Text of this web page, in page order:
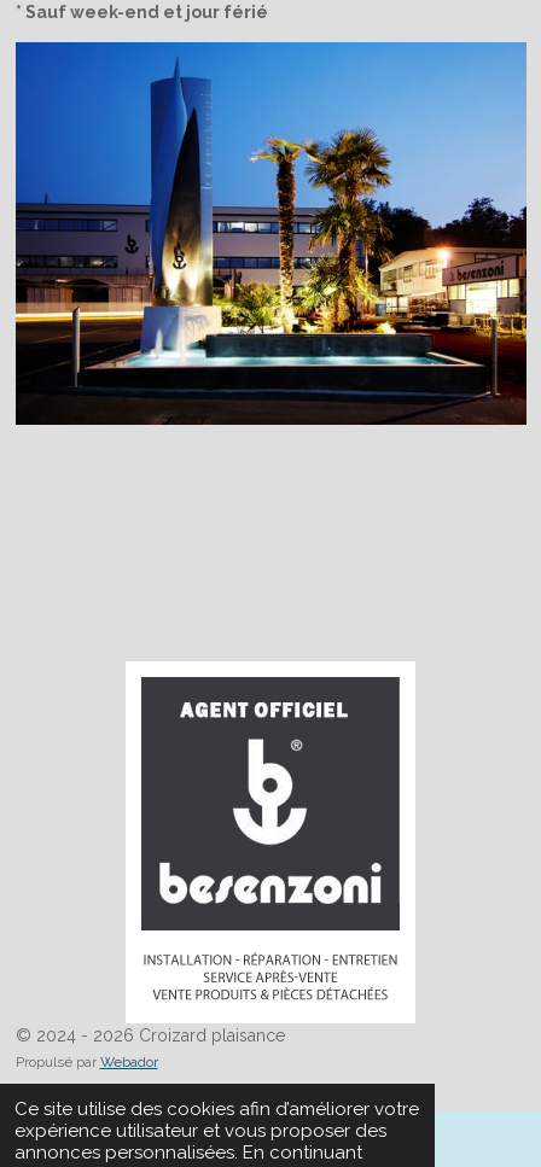
Ce site utilise des cookies afin d’améliorer votre
expérience utilisateur et vous proposer des
annonces personnalisées. En continuant
* Sauf week-end et jour férié
© 2024 - 2026 Croizard plaisance
Propulsé par Webador